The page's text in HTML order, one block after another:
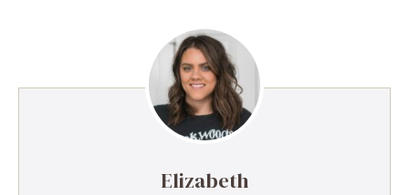
Elizabeth